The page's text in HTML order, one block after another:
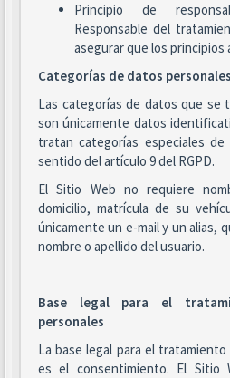
Principio de
Responsable del
asegurar que los
Categorías de datos personales
Las categorías de datos que se
son únicamente datos
tratan categorías especiales
sentido del artículo 9 del RGPD.
El Sitio Web no requiere
domicilio, matrícula de su
únicamente un e-mail y un alias,
nombre o apellido del usuario.
Base legal para el
personales
La base legal para el
es el consentimiento. El Sitio